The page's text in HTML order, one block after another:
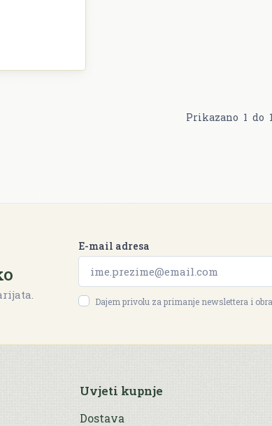
Prikazano 1 do 1
E-mail adresa
Dajem privolu za primanje newslettera i
Uvjeti kupnje
Dostava